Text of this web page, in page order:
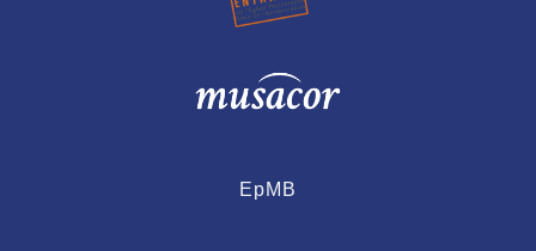
EpMB